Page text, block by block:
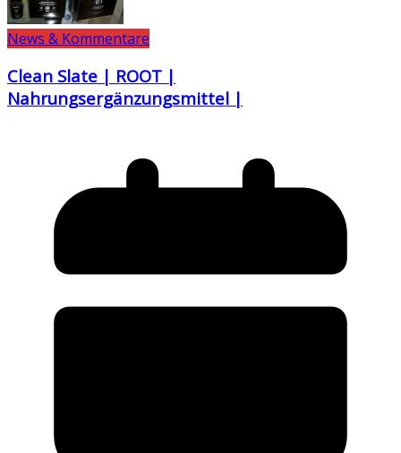
News & Kommentare
Clean Slate | ROOT |
Nahrungsergänzungsmittel |